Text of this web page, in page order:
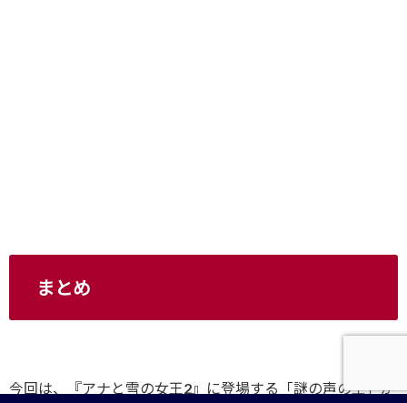
まとめ
今回は、『アナと雪の女王2』に登場する「謎の声の主」が